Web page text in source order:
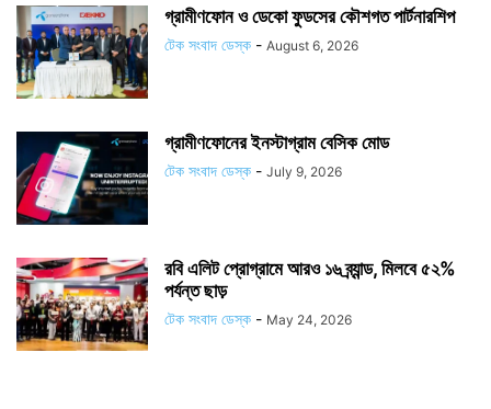
গ্রামীণফোন ও ডেকো ফুডসের কৌশগত পার্টনারশিপ
টেক সংবাদ ডেস্ক - August 6, 2026
গ্রামীণফোনের ইনস্টাগ্রাম বেসিক মোড
টেক সংবাদ ডেস্ক - July 9, 2026
রবি এলিট প্রোগ্রামে আরও ১৬ ব্র্যান্ড, মিলবে ৫২%
পর্যন্ত ছাড়
টেক সংবাদ ডেস্ক - May 24, 2026